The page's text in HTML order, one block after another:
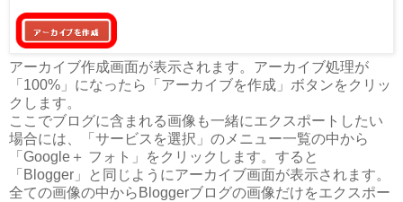
アーカイブ作成画面が表示されます。アーカイブ処理が
「100%」になったら「アーカイブを作成」ボタンをクリッ
クします。
ここでブログに含まれる画像も一緒にエクスポートしたい
場合には、「サービスを選択」のメニュー一覧の中から
「Google＋ フォト」をクリックします。すると
「Blogger」と同じようにアーカイブ画面が表示されます。
全ての画像の中からBloggerブログの画像だけをエクスポー